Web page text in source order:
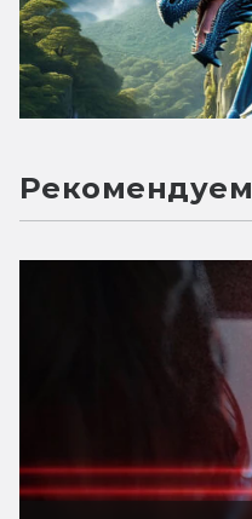
Рекомендуем